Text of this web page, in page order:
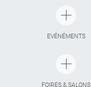
EVÉNÉMENTS
FOIRES & SALONS